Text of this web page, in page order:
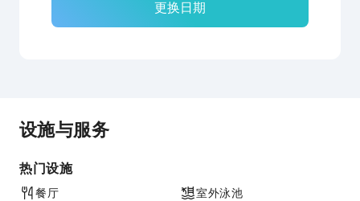
更换日期
设施与服务
热门设施
餐厅
室外泳池